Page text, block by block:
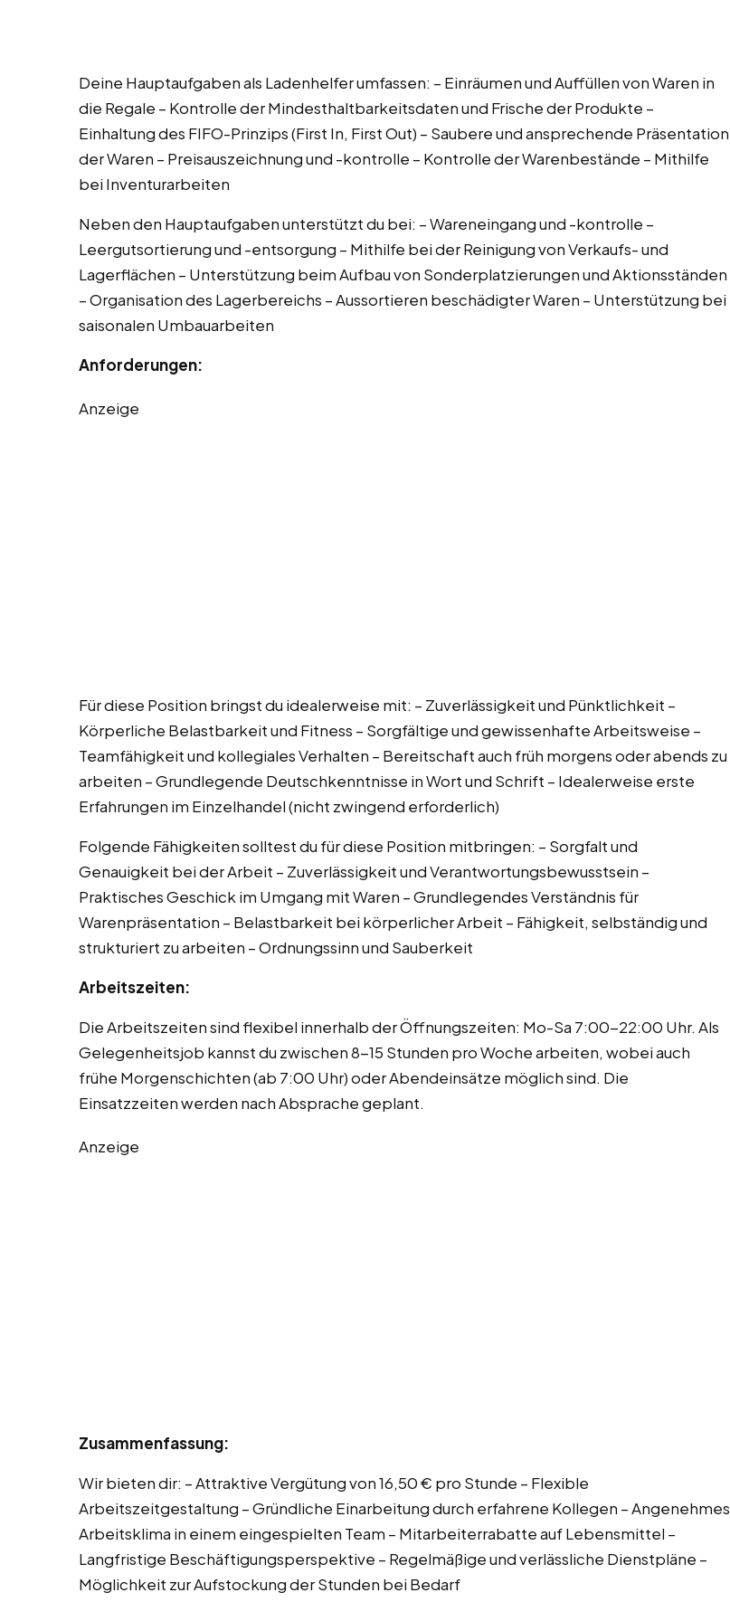
Deine Hauptaufgaben als Ladenhelfer umfassen: – Einräumen und Auffüllen von Waren in
die Regale – Kontrolle der Mindesthaltbarkeitsdaten und Frische der Produkte –
Einhaltung des FIFO-Prinzips (First In, First Out) – Saubere und ansprechende Präsentation
der Waren – Preisauszeichnung und -kontrolle – Kontrolle der Warenbestände – Mithilfe
bei Inventurarbeiten
Neben den Hauptaufgaben unterstützt du bei: – Wareneingang und -kontrolle –
Leergutsortierung und -entsorgung – Mithilfe bei der Reinigung von Verkaufs- und
Lagerflächen – Unterstützung beim Aufbau von Sonderplatzierungen und Aktionsständen
– Organisation des Lagerbereichs – Aussortieren beschädigter Waren – Unterstützung bei
saisonalen Umbauarbeiten
Anforderungen:
Anzeige
Für diese Position bringst du idealerweise mit: – Zuverlässigkeit und Pünktlichkeit –
Körperliche Belastbarkeit und Fitness – Sorgfältige und gewissenhafte Arbeitsweise –
Teamfähigkeit und kollegiales Verhalten – Bereitschaft auch früh morgens oder abends zu
arbeiten – Grundlegende Deutschkenntnisse in Wort und Schrift – Idealerweise erste
Erfahrungen im Einzelhandel (nicht zwingend erforderlich)
Folgende Fähigkeiten solltest du für diese Position mitbringen: – Sorgfalt und
Genauigkeit bei der Arbeit – Zuverlässigkeit und Verantwortungsbewusstsein –
Praktisches Geschick im Umgang mit Waren – Grundlegendes Verständnis für
Warenpräsentation – Belastbarkeit bei körperlicher Arbeit – Fähigkeit, selbständig und
strukturiert zu arbeiten – Ordnungssinn und Sauberkeit
Arbeitszeiten:
Die Arbeitszeiten sind flexibel innerhalb der Öffnungszeiten: Mo-Sa 7:00-22:00 Uhr. Als
Gelegenheitsjob kannst du zwischen 8-15 Stunden pro Woche arbeiten, wobei auch
frühe Morgenschichten (ab 7:00 Uhr) oder Abendeinsätze möglich sind. Die
Einsatzzeiten werden nach Absprache geplant.
Anzeige
Zusammenfassung:
Wir bieten dir: – Attraktive Vergütung von 16,50 € pro Stunde – Flexible
Arbeitszeitgestaltung – Gründliche Einarbeitung durch erfahrene Kollegen – Angenehmes
Arbeitsklima in einem eingespielten Team – Mitarbeiterrabatte auf Lebensmittel –
Langfristige Beschäftigungsperspektive – Regelmäßige und verlässliche Dienstpläne –
Möglichkeit zur Aufstockung der Stunden bei Bedarf